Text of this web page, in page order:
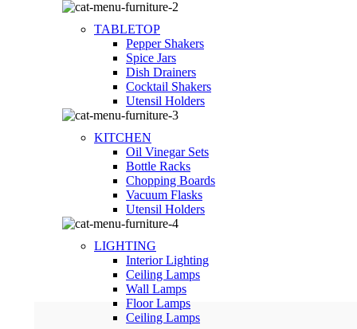
TABLETOP
Pepper Shakers
Spice Jars
Dish Drainers
Сocktail Shakers
Utensil Holders
KITCHEN
Oil Vinegar Sets
Bottle Racks
Chopping Boards
Vacuum Flasks
Utensil Holders
LIGHTING
Interior Lighting
Ceiling Lamps
Wall Lamps
Floor Lamps
Ceiling Lamps